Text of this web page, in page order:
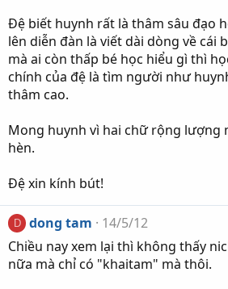
Đệ biết huynh rất là thâm sâu đạo
lên diễn đàn là viết dài dòng về cái
mà ai còn thấp bé học hiểu gì thì
chính của đệ là tìm người như
thâm cao.
Mong huynh vì hai chữ rộng lượng
hèn.
Đệ xin kính bút!
D dong tam
14/5/12
Chiều nay xem lại thì không thấy
nữa mà chỉ có "khaitam" mà thôi.